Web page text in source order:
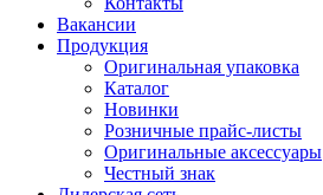
Вакансии
Продукция
Оригинальная упаковка
Каталог
Новинки
Розничные прайс-листы
Оригинальные аксессуары
Честный знак